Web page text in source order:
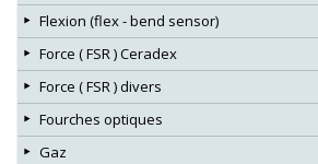
Flexion (flex - bend sensor)
Force ( FSR ) Ceradex
Force ( FSR ) divers
Fourches optiques
Gaz